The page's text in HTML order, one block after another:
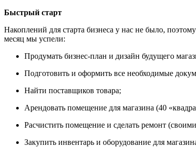
Быстрый старт
Накоплений для старта бизнеса у нас не было,
месяц мы успели:
Продумать бизнес-план и дизайн будущего
Подготовить и оформить все необходимые
Найти поставщиков товара;
Арендовать помещение для магазина (40
Расчистить помещение и сделать ремонт
Закупить инвентарь и оборудование для